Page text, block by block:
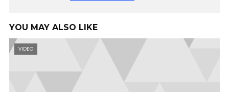
YOU MAY ALSO LIKE
VIDEO